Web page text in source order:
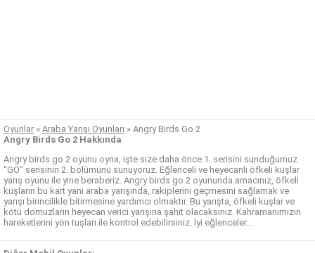
Oyunlar » Araba Yarışı Oyunları » Angry Birds Go 2
Angry Birds Go 2 Hakkında
Angry birds go 2 oyunu oyna, işte size daha önce 1. serisini sunduğumuz
“GO” serisinin 2. bölümünü sunuyoruz. Eğlenceli ve heyecanlı öfkeli kuşlar
yarış oyunu ile yine beraberiz. Angry birds go 2 oyununda amacınız, öfkeli
kuşların bu kart yani araba yarışında, rakiplerini geçmesini sağlamak ve
yarışı birincilikle bitirmesine yardımcı olmaktır. Bu yarışta, öfkeli kuşlar ve
kötü domuzların heyecan verici yarışına şahit olacaksınız. Kahramanımızın
hareketlerini yön tuşları ile kontrol edebilirsiniz. İyi eğlenceler…